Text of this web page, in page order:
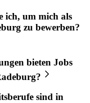
ich, um mich als
zu bewerben?
bieten Jobs
?
sind in